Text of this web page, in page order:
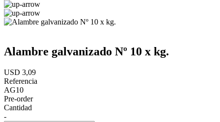
Alambre galvanizado Nº 10 x kg.
USD 3,09
Referencia
AG10
Pre-order
Cantidad
-